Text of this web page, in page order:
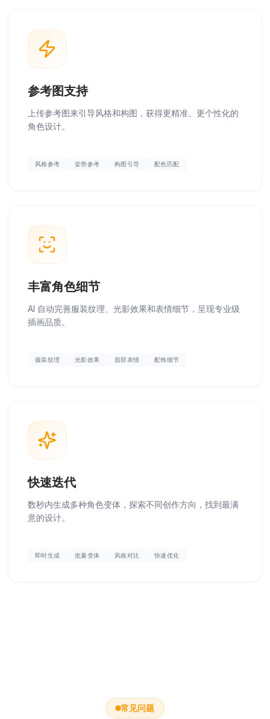
参考图支持
上传参考图来引导风格和构图，获得更精准、更个性化的
角色设计。
风格参考 姿势参考 构图引导 配色匹配
丰富角色细节
AI 自动完善服装纹理、光影效果和表情细节，呈现专业级
插画品质。
服装纹理 光影效果 面部表情 配饰细节
快速迭代
数秒内生成多种角色变体，探索不同创作方向，找到最满
意的设计。
即时生成 批量变体 风格对比 快速优化
常见问题